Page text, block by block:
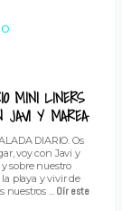
MINI LINERS
JAVI Y MAREA
DIARIO. Os
voy con Javi y
sobre nuestro
playa y vivir de
nuestros ... Oír este